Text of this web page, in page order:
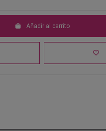
Añadir al carrito